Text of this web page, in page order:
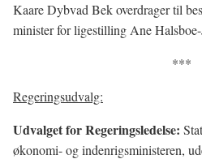
Kaare Dybvad Bek overdrager til
minister for ligestilling Ane Halsboe-
***
Regeringsudvalg:
Udvalget for Regeringsledelse:
økonomi- og indenrigsministeren,